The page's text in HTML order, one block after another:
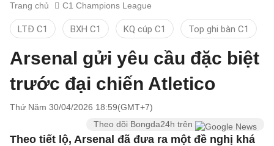
Trang chủ C1 Champions League
LTĐ C1 BXH C1 KQ cúp C1 Top ghi bàn C1
Arsenal gửi yêu cầu đặc biệt
trước đại chiến Atletico
Thứ Năm 30/04/2026 18:59(GMT+7)
Theo dõi Bongda24h trên
Theo tiết lộ, Arsenal đã đưa ra một đề nghị khá